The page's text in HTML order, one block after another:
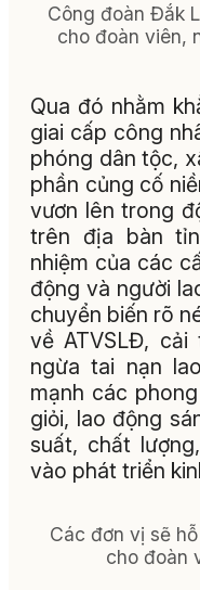
Công đoàn Đắk
cho đoàn viên,
Qua đó nhằm
giai cấp công
phóng dân tộc,
phần củng cố
vươn lên trong
trên địa bàn
nhiệm của các
động và người
chuyển biến rõ
về ATVSLĐ, cải
ngừa tai nạn
mạnh các
giỏi, lao động
suất, chất
vào phát triển
Các đơn vị sẽ
cho đoàn